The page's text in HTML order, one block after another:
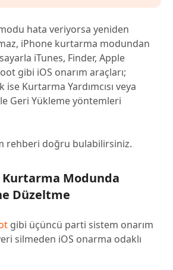
hata veriyorsa yeniden
iPhone kurtarma modundan
iTunes, Finder, Apple
gibi iOS onarım araçları;
ise Kurtarma Yardımcısı veya
Geri Yükleme yöntemleri
rehberi doğru bulabilirsiniz.
Kurtarma Modunda
Düzeltme
gibi üçüncü parti sistem onarım
silmeden iOS onarma odaklı